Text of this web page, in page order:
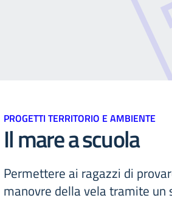
PROGETTI TERRITORIO E AMBIENTE
Il mare a scuola
Permettere ai ragazzi di
manovre della vela tramite un